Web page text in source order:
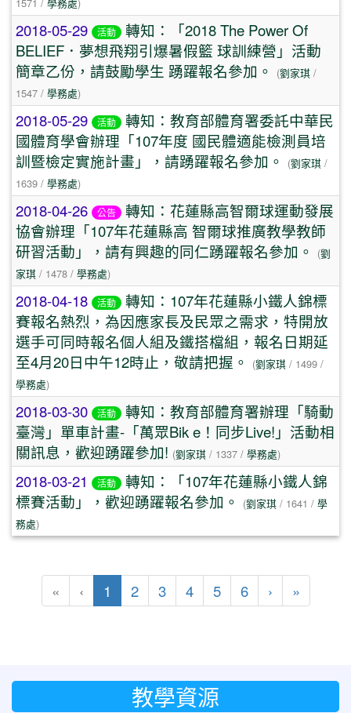
2018-05-29 活動
轉知：「2018 The Power Of
BELIEF．夢想飛翔引爆暑假籃 球訓練營」活動
簡章乙份，請鼓勵學生 踴躍報名參加。
(劉家琪 /
1547 / 學務處)
2018-05-29 活動
轉知：教育部體育署委託中華民
國體育學會辦理「107年度 國民體適能檢測員培
訓暨檢定實施計畫」，請踴躍報名參加。
(劉家琪 /
1639 / 學務處)
2018-04-26 公告
轉知：花蓮縣高智爾球運動發展
協會辦理「107年花蓮縣高 智爾球推廣教學教師
研習活動」，請有興趣的同仁踴躍報名參加。
(劉
家琪 / 1478 / 學務處)
2018-04-18 活動
轉知：107年花蓮縣小鐵人錦標
賽報名熱烈，為因應家長及民眾之需求，特開放
選手可同時報名個人組及鐵搭檔組，報名日期延
至4月20日中午12時止，敬請把握。
(劉家琪 / 1499 /
學務處)
2018-03-30 活動
轉知：教育部體育署辦理「騎動
臺灣」單車計畫-「萬眾Bik e！同步Live!」活動相
關訊息，歡迎踴躍參加! (劉家琪 / 1337 / 學務處)
2018-03-21 活動
轉知：「107年花蓮縣小鐵人錦
標賽活動」，歡迎踴躍報名參加。
(劉家琪 / 1641 / 學
務處)
« ‹ 1 (目前頁次)
2 3 4 5 6 ›下一頁
»最後頁
教學資源